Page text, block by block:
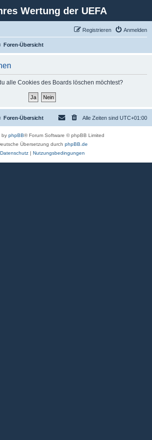
Wertung der UEFA
Anmelden
Registrieren
Foren-Übersicht
alle Cookies des Boards löschen möchtest?
Foren-Übersicht Alle Zeiten sind UTC+01:00
by phpBB® Forum Software © phpBB Limited
Übersetzung durch phpBB.de
Datenschutz| Nutzungsbedingungen